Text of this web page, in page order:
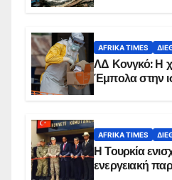
AFRIKA TIMES
ΛΔ Κονγκό: Η
Έμπολα στην
AFRIKA TIMES
Η Τουρκία
ενεργειακή